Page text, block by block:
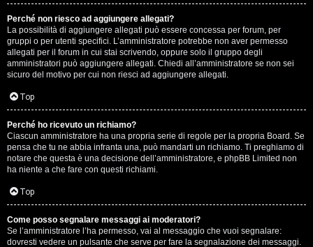
Perché non riesco ad aggiungere allegati?
La possibilità di aggiungere allegati può essere concessa per forum, per
gruppi o per utenti specifici. L’amministratore potrebbe non aver permesso
allegati per il forum in cui stai scrivendo, oppure solo il gruppo degli
amministratori può aggiungere allegati. Chiedi all’amministratore se non sei
sicuro del motivo per cui non riesci ad aggiungere allegati.
Top
Perché ho ricevuto un richiamo?
Ciascun amministratore ha una propria serie di regole per la propria Board. Se
pensa che tu ne abbia infranta una, può mandarti un richiamo. Ti preghiamo di
notare che questa è una decisione dell’amministratore, e phpBB Limited non
ha niente a che fare con questi richiami.
Top
Come posso segnalare messaggi ai moderatori?
Se l’amministratore l’ha permesso, vai al messaggio che vuoi segnalare:
dovresti vedere un pulsante che serve per fare la segnalazione dei messaggi.
R
e
s
o
c
o
n
t
i
S